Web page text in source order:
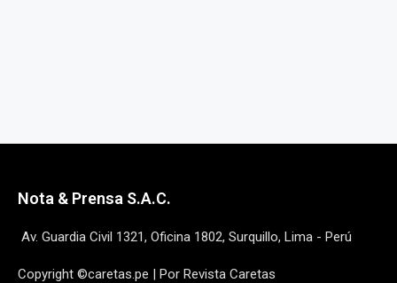
Nota & Prensa S.A.C.
Av. Guardia Civil 1321, Oficina 1802, Surquillo, Lima - Perú
Copyright ©caretas.pe | Por Revista Caretas